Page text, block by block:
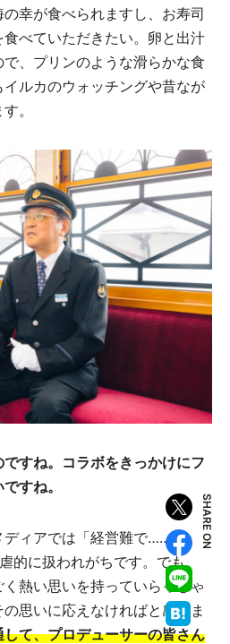
幸が食べられますし、お寿司
べていただきたい。卵と出汁
、プリンのような滑らかな食
ルカのウォッチングや昔なが
。
すね。コラボをきっかけにフ
すね。
ディアでは「経営難で……」
的に扱われがちです。でも、
く熱い思いを持っていらっしゃ
思いに応えなければと感じま
て、プロデューサーの皆さん
SHARE ON